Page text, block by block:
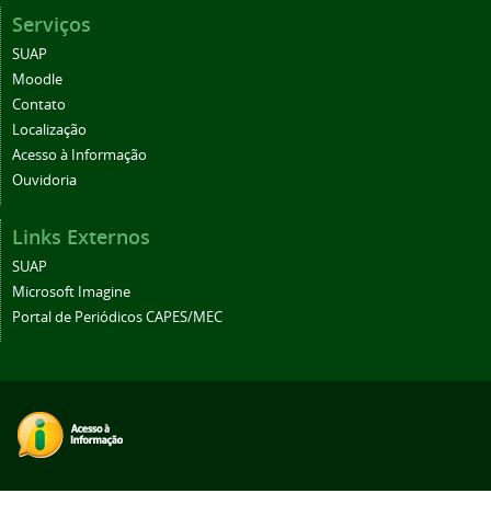
Serviços
SUAP
Moodle
Contato
Localização
Acesso à Informação
Ouvidoria
Links Externos
SUAP
Microsoft Imagine
Portal de Periódicos CAPES/MEC